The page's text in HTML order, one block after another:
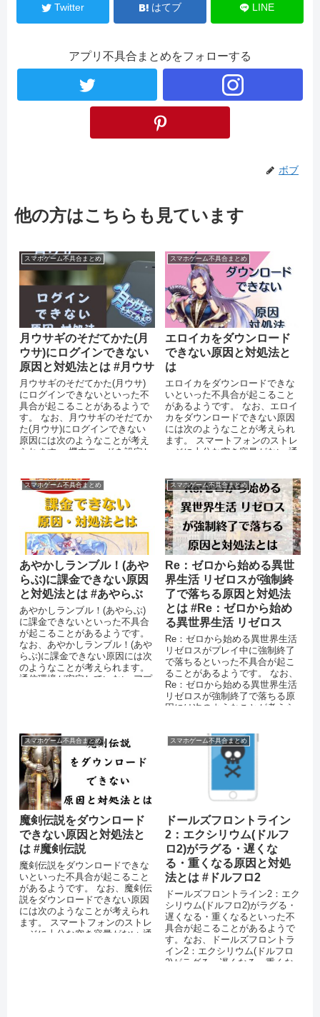
Twitter はてブ LINE
アプリ不具合まとめをフォローする
ボブ
他の方はこちらも見ています
スマホゲーム不具合まとめ
月ウサギのそだてかた(月
ウサ)にログインできない
原因と対処法とは #月ウサ
月ウサギのそだてかた(月ウサ)
にログインできないといった不
具合が起こることがあるようで
す。 なお、月ウサギのそだてか
た(月ウサ)にログインできない
原因には次のようなことが考え
られます。 機内モードを設定し
スマホゲーム不具合まとめ
エロイカをダウンロード
できない原因と対処法と
は
エロイカをダウンロードできな
いといった不具合が起こること
があるようです。 なお、エロイ
カをダウンロードできない原因
には次のようなことが考えられ
ます。 スマートフォンのストレ
ージに十分な空き容量がない 通
スマホゲーム不具合まとめ
あやかしランブル！(あや
らぶ)に課金できない原因
と対処法とは #あやらぶ
あやかしランブル！(あやらぶ)
に課金できないといった不具合
が起こることがあるようです。
なお、あやかしランブル！(あや
らぶ)に課金できない原因には次
のようなことが考えられます。
通信環境が安定していない アプ
スマホゲーム不具合まとめ
Re：ゼロから始める異世
界生活 リゼロスが強制終
了で落ちる原因と対処法
とは #Re：ゼロから始め
る異世界生活 リゼロス
Re：ゼロから始める異世界生活
リゼロスがプレイ中に強制終了
で落ちるといった不具合が起こ
ることがあるようです。 なお、
Re：ゼロから始める異世界生活
リゼロスが強制終了で落ちる原
因には次のようなことが考えら
スマホゲーム不具合まとめ
魔剣伝説をダウンロード
できない原因と対処法と
は #魔剣伝説
魔剣伝説をダウンロードできな
いといった不具合が起こること
があるようです。 なお、魔剣伝
説をダウンロードできない原因
には次のようなことが考えられ
ます。 スマートフォンのストレ
ージに十分な空き容量がない 通
スマホゲーム不具合まとめ
ドールズフロントライン
2：エクシリウム(ドルフ
ロ2)がラグる・遅くな
る・重くなる原因と対処
法とは #ドルフロ2
ドールズフロントライン2：エク
シリウム(ドルフロ2)がラグる・
遅くなる・重くなるといった不
具合が起こることがあるようで
す。なお、ドールズフロントラ
イン2：エクシリウム(ドルフロ
2)がラグる・遅くなる・重くな